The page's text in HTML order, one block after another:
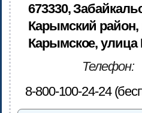
673330,
Карымский район,
Карымское,
Телефон:
8-800-100-24-24